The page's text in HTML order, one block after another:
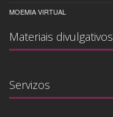
MOEMIA VIRTUAL
Materiais divulgativos
Servizos